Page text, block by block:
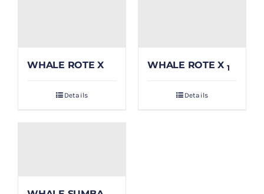
WHALE ROTE X
Details
WHALE ROTE X 1
Details